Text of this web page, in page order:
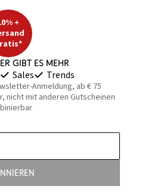
+
gibt es mehr
Sales Trends
Anmeldung, ab € 75
nicht mit anderen Gutscheinen